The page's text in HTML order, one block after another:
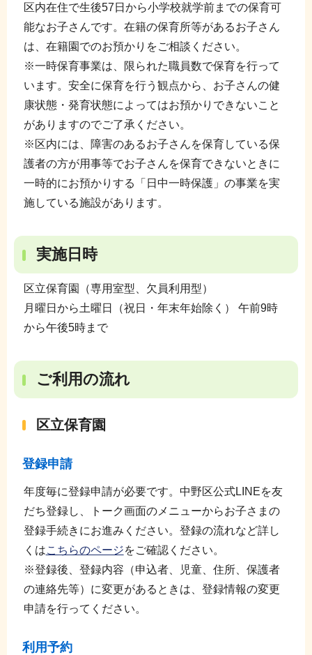
区内在住で生後57日から小学校就学前までの保育可
能なお子さんです。在籍の保育所等があるお子さん
は、在籍園でのお預かりをご相談ください。
※一時保育事業は、限られた職員数で保育を行って
います。安全に保育を行う観点から、お子さんの健
康状態・発育状態によってはお預かりできないこと
がありますのでご了承ください。
※区内には、障害のあるお子さんを保育している保
護者の方が用事等でお子さんを保育できないときに
一時的にお預かりする「日中一時保護」の事業を実
施している施設があります。
実施日時
区立保育園（専用室型、欠員利用型）
月曜日から土曜日（祝日・年末年始除く） 午前9時
から午後5時まで
ご利用の流れ
区立保育園
登録申請
年度毎に登録申請が必要です。中野区公式LINEを友
だち登録し、トーク画面のメニューからお子さまの
登録手続きにお進みください。登録の流れなど詳し
くはこちらのページをご確認ください。
※登録後、登録内容（申込者、児童、住所、保護者
の連絡先等）に変更があるときは、登録情報の変更
申請を行ってください。
利用予約